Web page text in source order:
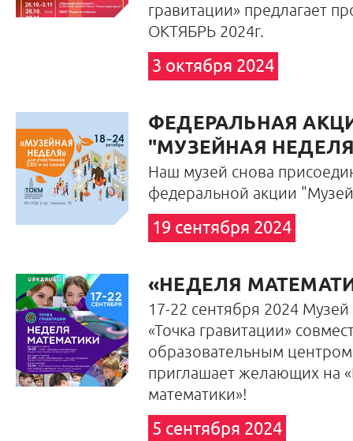
гравитации» предлагает
ОКТЯБРЬ 2024г.
3 октября 2024
ФЕДЕРАЛЬНАЯ
"МУЗЕЙНАЯ
Наш музей снова
федеральной акции
19 сентября 2024
«НЕДЕЛЯ
17-22 сентября 2024 Музей
«Точка гравитации»
образовательным центром
приглашает желающих на
математики»!
5 сентября 2024